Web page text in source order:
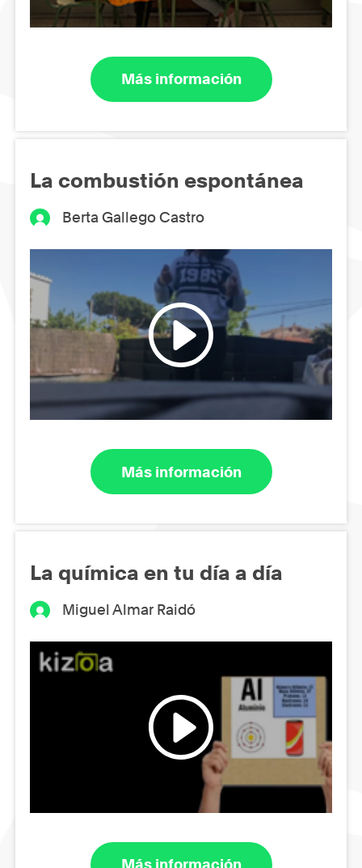
Más información
La combustión espontánea
Berta Gallego Castro
Más información
La química en tu día a día
Miguel Almar Raidó
Más información